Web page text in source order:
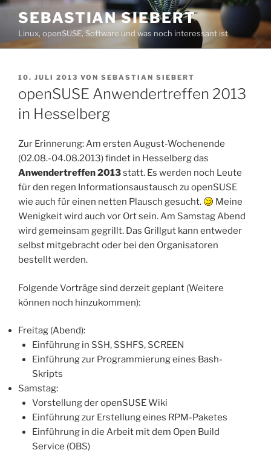
Zum
Inhalt
springen
SEBASTIAN SIEBERT
Linux, openSUSE, Software und was noch interessant ist
VERÖFFENTLICHT
10. JULI 2013 VON SEBASTIAN SIEBERT
openSUSE Anwendertreffen 2013
in Hesselberg
Zur Erinnerung: Am ersten August-Wochenende
(02.08.-04.08.2013) findet in Hesselberg das
Anwendertreffen 2013statt. Es werden noch Leute
für den regen Informationsaustausch zu openSUSE
wie auch für einen netten Plausch gesucht.
Meine
Wenigkeit wird auch vor Ort sein. Am Samstag Abend
wird gemeinsam gegrillt. Das Grillgut kann entweder
selbst mitgebracht oder bei den Organisatoren
bestellt werden.
Folgende Vorträge sind derzeit geplant (Weitere
können noch hinzukommen):
Freitag (Abend):
Einführung in SSH, SSHFS, SCREEN
Einführung zur Programmierung eines Bash-
Skripts
Samstag:
Vorstellung der openSUSE Wiki
Einführung zur Erstellung eines RPM-Paketes
Einführung in die Arbeit mit dem Open Build
Service (OBS)